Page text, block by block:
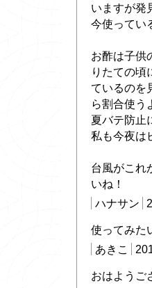
いますが発
今使ってい
お酢は子供
りたての頃
ているのを
ら割合使う
夏バテ防止
私も今夜は
台風がこれ
いね！
ハナサン
使ってみた
あきこ
おはようご